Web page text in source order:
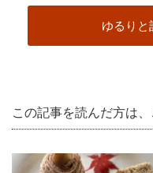
ゆるりと
この記事を読んだ方は